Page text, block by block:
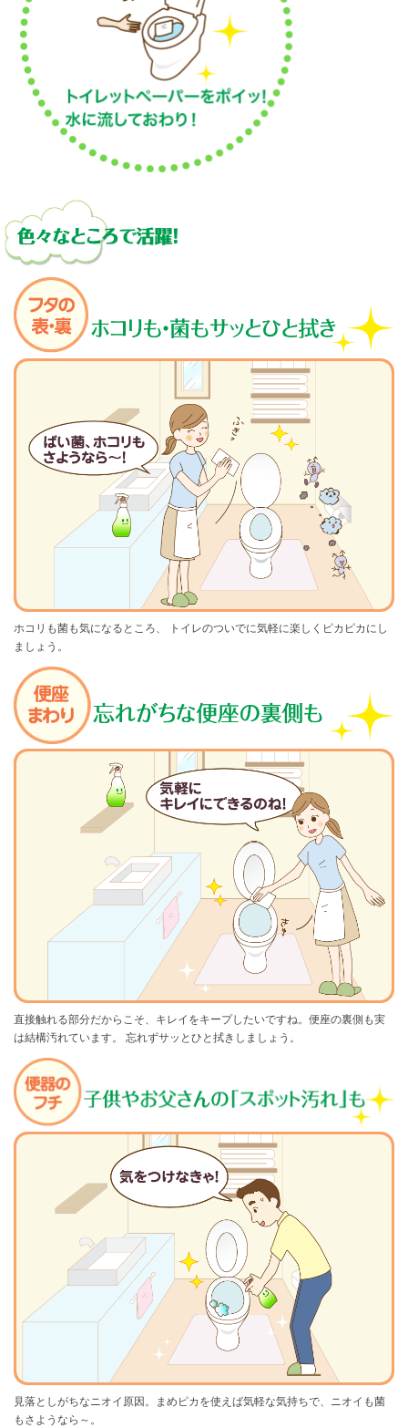
ホコリも菌も気になるところ、
トイレのついでに気軽に楽しくピカピカにし
ましょう。
直接触れる部分だからこそ、キレイをキープしたいですね。便座の裏側も実
は結構汚れています。
忘れずサッとひと拭きしましょう。
見落としがちなニオイ原因。まめピカを使えば気軽な気持ちで、ニオイも菌
もさようなら～。